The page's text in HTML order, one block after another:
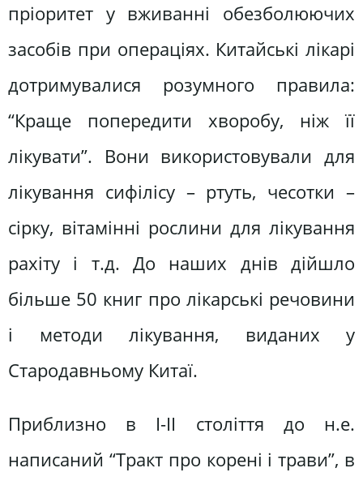
пріоритет у вживанні обезболюючих
засобів при операціях. Китайські лікарі
дотримувалися розумного правила:
“Краще попередити хворобу, ніж її
лікувати”. Вони використовували для
лікування сифілісу – ртуть, чесотки –
сірку, вітамінні рослини для лікування
рахіту і т.д. До наших днів дійшло
більше 50 книг про лікарські речовини
і методи лікування, виданих у
Стародавньому Китаї.
Приблизно в І-ІІ століття до н.е.
написаний “Тракт про корені і трави”, в